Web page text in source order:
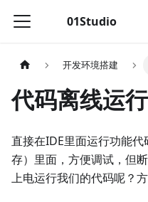
01Studio
开发环境搭建
代码离线运行
直接在IDE里面运行功能
存）里面，方便调试，但
上电运行我们的代码呢？方